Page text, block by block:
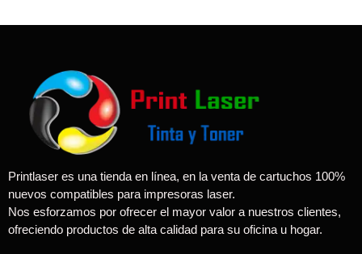
Printlaser es una tienda en línea, en la venta de cartuchos 100%
nuevos compatibles para impresoras laser.
Nos esforzamos por ofrecer el mayor valor a nuestros clientes,
ofreciendo productos de alta calidad para su oficina u hogar.